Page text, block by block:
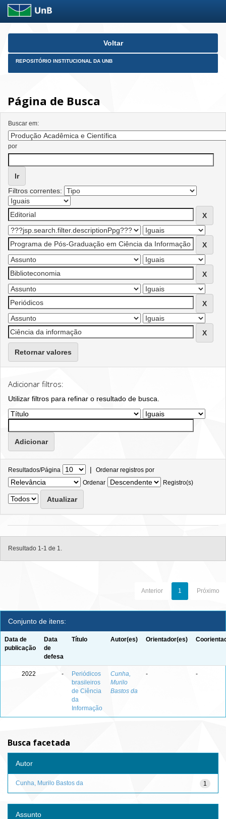
Skip
Voltar
REPOSITÓRIO INSTITUCIONAL DA UNB
Página de Busca
Buscar em:
por
Filtros correntes:
Retornar valores
Adicionar filtros:
Utilizar filtros para refinar o resultado de busca.
Resultados/Página | Ordenar registros por
Ordenar
Registro(s)
Resultado 1-1 de 1.
Anterior 1 Próximo
Conjunto de itens:
Data de
publicação
Data
de
defesa
Título Autor(es) Orientador(es)
2022 -
Periódicos
brasileiros
de Ciência
da
Informação
Cunha,
Murilo
Bastos da
- -
Busca facetada
Autor
1
Cunha, Murilo Bastos da
Assunto